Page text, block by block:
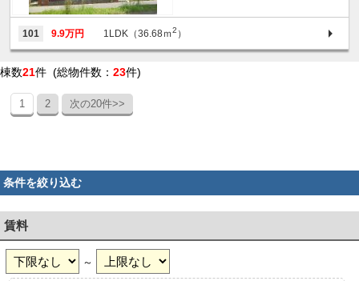
101 9.9万円 1LDK（36.68ｍ2 ）
棟数21件 (総物件数： 23件)
1 2 次の20件>>
条件を絞り込む
賃料
～